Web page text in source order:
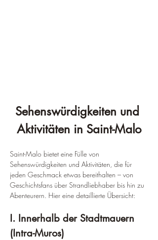
Sehenswürdigkeiten und
Aktivitäten in Saint-Malo
Saint-Malo bietet eine Fülle von
Sehenswürdigkeiten und Aktivitäten, die für
jeden Geschmack etwas bereithalten – von
Geschichtsfans über Strandliebhaber bis hin zu
Abenteurern. Hier eine detaillierte Übersicht:
I. Innerhalb der Stadtmauern
(Intra-Muros)